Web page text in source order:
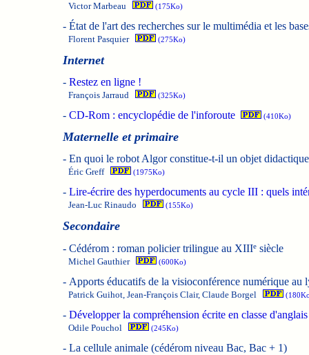
Victor Marbeau (175Ko)
- État de l'art des recherches sur le multimédia et les
Florent Pasquier (275Ko)
Internet
- Restez en ligne !
François Jarraud (325Ko)
- CD-Rom : encyclopédie de l'inforoute (410Ko)
Maternelle et primaire
- En quoi le robot Algor constitue-t-il un objet
Éric Greff (1975Ko)
- Lire-écrire des hyperdocuments au cycle III : quels
Jean-Luc Rinaudo (155Ko)
Secondaire
- Cédérom : roman policier trilingue au XIIIesiècle
Michel Gauthier (600Ko)
- Apports éducatifs de la visioconférence numérique au
Patrick Guihot, Jean-François Clair, Claude Borgel
- Développer la compréhension écrite en classe
Odile Pouchol (245Ko)
- La cellule animale (cédérom niveau Bac, Bac + 1)